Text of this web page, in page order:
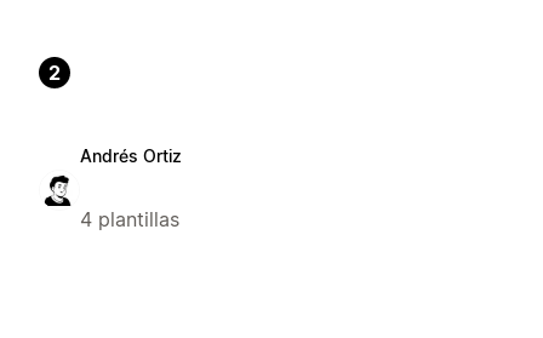
2
Andrés Ortiz
4 plantillas